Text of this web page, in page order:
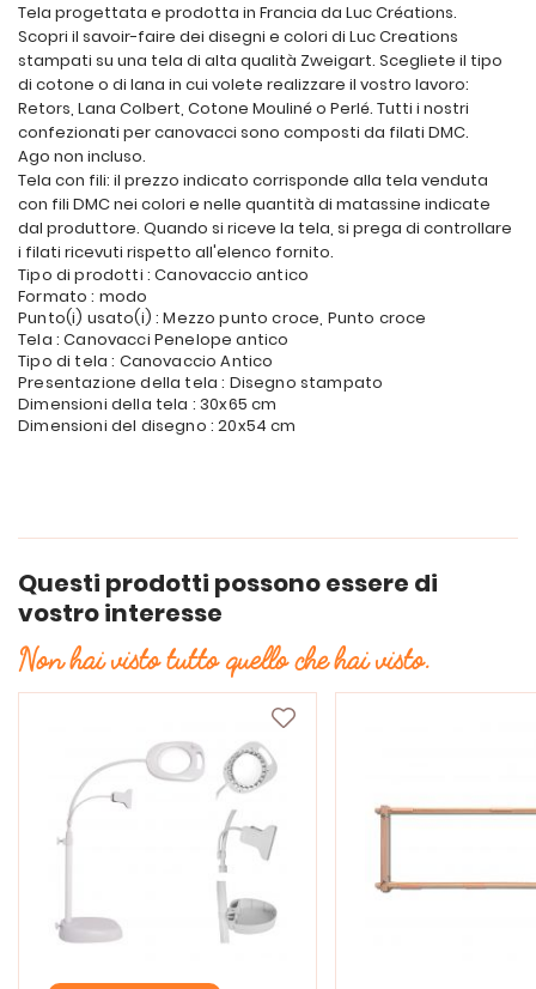
Tela progettata e prodotta in Francia da Luc Créations.
Scopri il savoir-faire dei disegni e colori di Luc Creations
stampati su una tela di alta qualità Zweigart. Scegliete il tipo
di cotone o di lana in cui volete realizzare il vostro lavoro:
Retors, Lana Colbert, Cotone Mouliné o Perlé. Tutti i nostri
confezionati per canovacci sono composti da filati DMC.
Ago non incluso.
Tela con fili: il prezzo indicato corrisponde alla tela venduta
con fili DMC nei colori e nelle quantità di matassine indicate
dal produttore. Quando si riceve la tela, si prega di controllare
i filati ricevuti rispetto all'elenco fornito.
Tipo di prodotti : Canovaccio antico
Formato : modo
Punto(i) usato(i) : Mezzo punto croce, Punto croce
Tela : Canovacci Penelope antico
Tipo di tela : Canovaccio Antico
Presentazione della tela : Disegno stampato
Dimensioni della tela : 30x65 cm
Dimensioni del disegno : 20x54 cm
Questi prodotti possono essere di
vostro interesse
Non hai visto tutto quello che hai visto.